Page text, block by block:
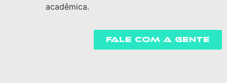
acadêmica.
Fale com a gente